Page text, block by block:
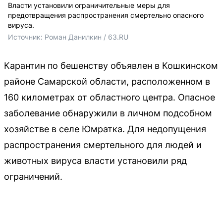
Власти установили ограничительные меры для
предотвращения распространения смертельно опасного
вируса.
Источник: Роман Данилкин / 63.RU
Карантин по бешенству объявлен в Кошкинском
районе Самарской области, расположенном в
160 километрах от областного центра. Опасное
заболевание обнаружили в личном подсобном
хозяйстве в селе Юмратка. Для недопущения
распространения смертельного для людей и
животных вируса власти установили ряд
ограничений.